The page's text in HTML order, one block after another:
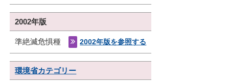
2002年版
準絶滅危惧種 2002年版を参照する
環境省カテゴリー